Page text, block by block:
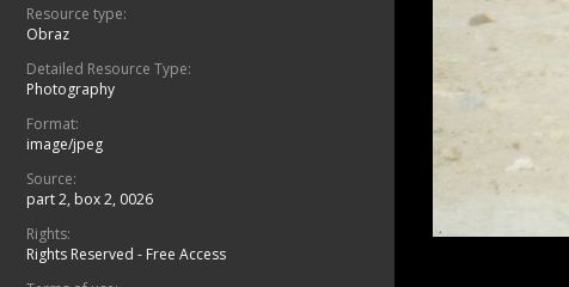
Resource type:
Obraz
Detailed Resource Type:
Photography
Format:
image/jpeg
Source:
part 2, box 2, 0026
Rights:
Rights Reserved - Free Access